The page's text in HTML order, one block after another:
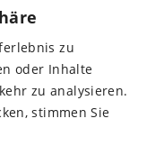
zu
oder Inhalte
zu analysieren.
stimmen Sie
Du unsere